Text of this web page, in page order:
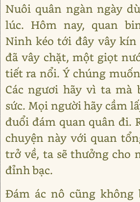
Nuôi quân ngàn ngày
lúc. Hôm nay, quan
Ninh kéo tới đây vây
đã vây chặt, một giọt
tiết ra nổi. Ý chúng
Các ngươi hãy vì ta mà
sức. Mọi người hãy cầm
đuổi đám quan quân đi.
chuyện này với quan
trở về, ta sẽ thưởng cho
đỉnh bạc.
Đám ác nô cũng không